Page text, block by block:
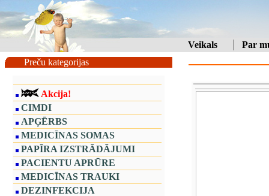
Veikals
Par
Preču kategorijas
Akcija!
CIMDI
APĢĒRBS
MEDICĪNAS SOMAS
PAPĪRA IZSTRĀDĀJUMI
PACIENTU APRŪRE
MEDICĪNAS TRAUKI
DEZINFEKCIJA